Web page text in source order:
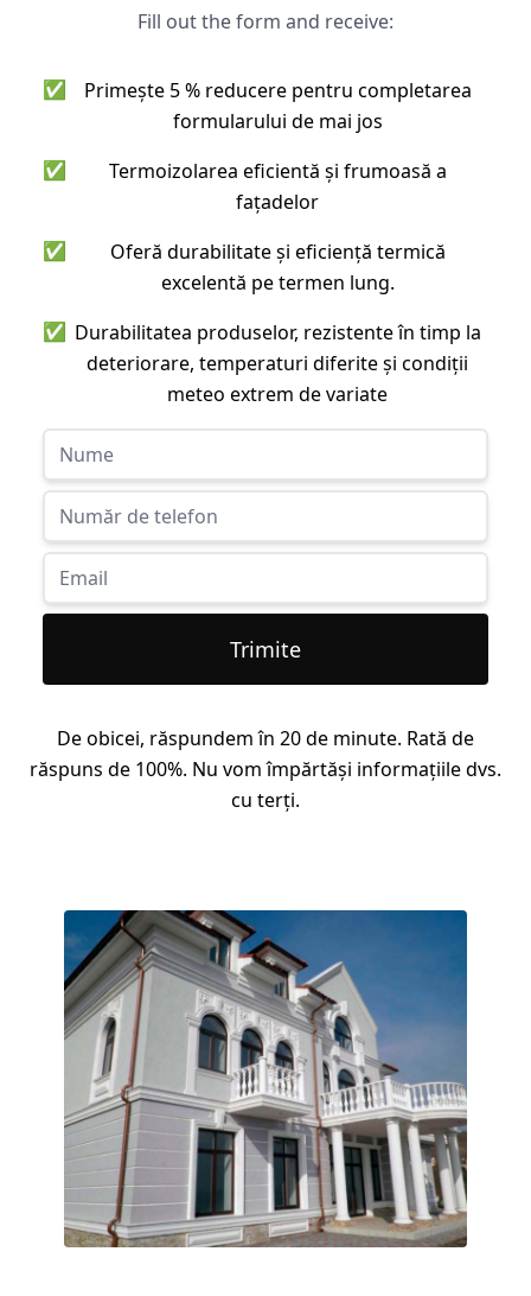
Fill out the form and receive:
✅
Primește 5 % reducere pentru completarea
formularului de mai jos
✅
Termoizolarea eficientă și frumoasă a
fațadelor
✅
Oferă durabilitate și eficiență termică
excelentă pe termen lung.
✅ Durabilitatea produselor, rezistente în timp la
deteriorare, temperaturi diferite și condiții
meteo extrem de variate
Trimite
De obicei, răspundem în 20 de minute. Rată de
răspuns de 100%. Nu vom împărtăși informațiile dvs.
cu terți.